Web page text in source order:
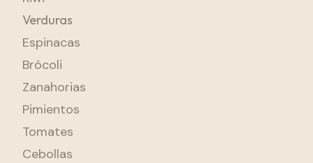
Verduras
Espinacas
Brócoli
Zanahorias
Pimientos
Tomates
Cebollas